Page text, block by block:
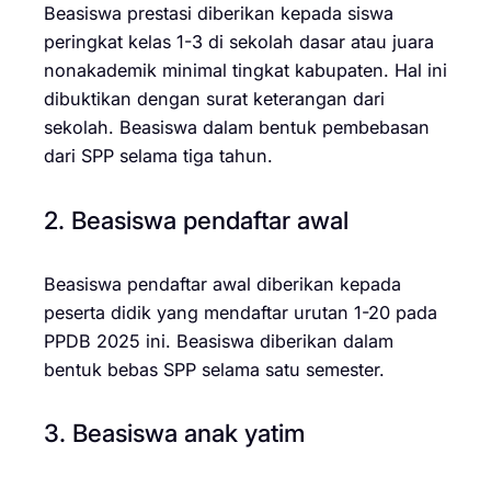
Beasiswa prestasi diberikan kepada siswa
peringkat kelas 1-3 di sekolah dasar atau juara
nonakademik minimal tingkat kabupaten. Hal ini
dibuktikan dengan surat keterangan dari
sekolah. Beasiswa dalam bentuk pembebasan
dari SPP selama tiga tahun.
2. Beasiswa pendaftar awal
Beasiswa pendaftar awal diberikan kepada
peserta didik yang mendaftar urutan 1-20 pada
PPDB 2025 ini. Beasiswa diberikan dalam
bentuk bebas SPP selama satu semester.
3. Beasiswa anak yatim